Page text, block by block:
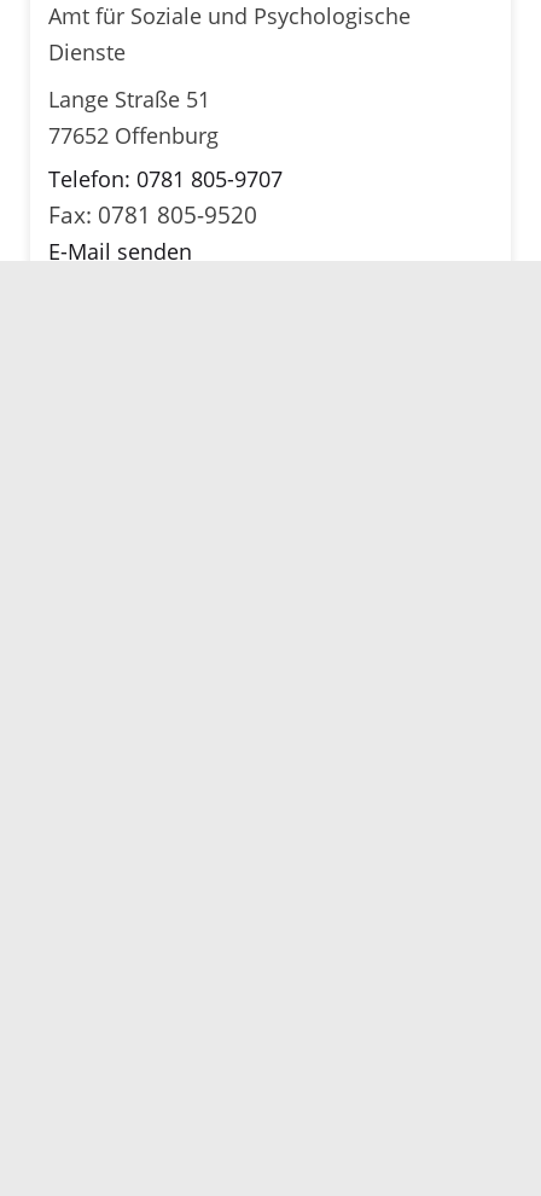
Amt für Soziale und Psychologische
Dienste
Lange Straße 51
77652 Offenburg
Telefon: 0781 805-9707
Fax: 0781 805-9520
E-Mail senden